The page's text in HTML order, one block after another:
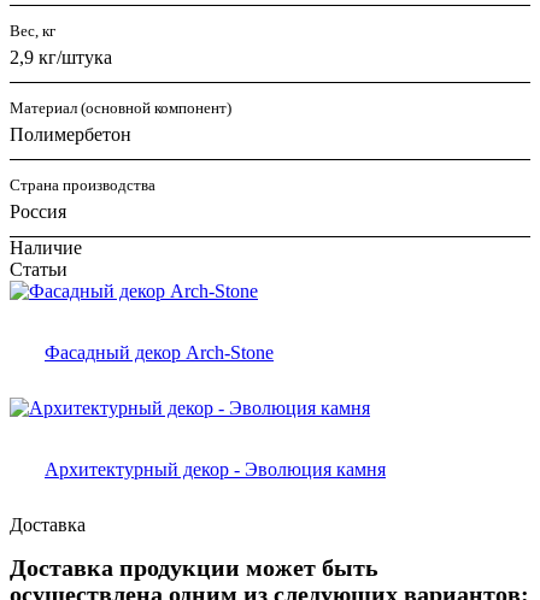
Вес, кг
2,9 кг/штука
Материал (основной компонент)
Полимербетон
Страна производства
Россия
Наличие
Статьи
Фасадный декор Arch-Stone
Архитектурный декор - Эволюция камня
Доставка
Доставка продукции может быть